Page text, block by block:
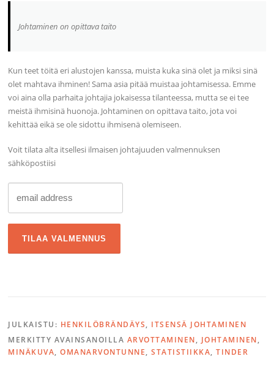
Johtaminen on opittava taito
Kun teet töitä eri alustojen kanssa, muista kuka sinä olet ja miksi sinä
olet mahtava ihminen! Sama asia pitää muistaa johtamisessa. Emme
voi aina olla parhaita johtajia jokaisessa tilanteessa, mutta se ei tee
meistä ihmisinä huonoja. Johtaminen on opittava taito, jota voi
kehittää eikä se ole sidottu ihmisenä olemiseen.
Voit tilata alta itsellesi ilmaisen johtajuuden valmennuksen
sähköpostiisi
JULKAISTU: HENKILÖBRÄNDÄYS, ITSENSÄ JOHTAMINEN
MERKITTY AVAINSANOILLA ARVOTTAMINEN, JOHTAMINEN,
MINÄKUVA,OMANARVONTUNNE,STATISTIIKKA,TINDER